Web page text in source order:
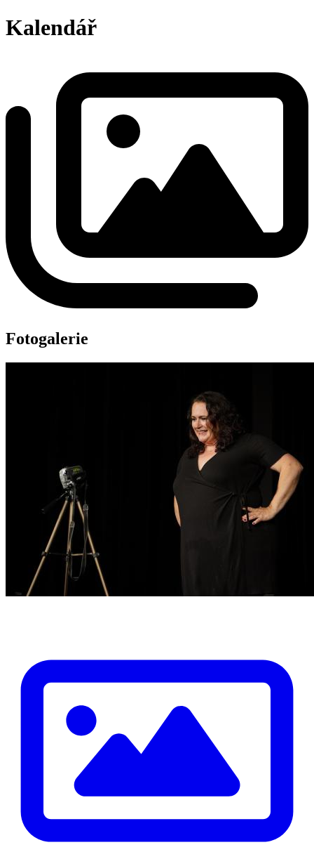
Kalendář
Fotogalerie